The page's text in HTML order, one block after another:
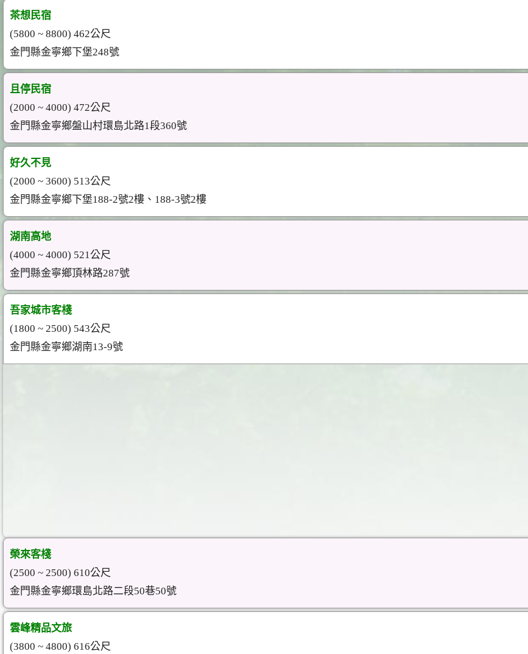
茶想民宿
(5800 ~ 8800) 462公尺
金門縣金寧鄉下堡248號
且停民宿
(2000 ~ 4000) 472公尺
金門縣金寧鄉盤山村環島北路1段360號
好久不見
(2000 ~ 3600) 513公尺
金門縣金寧鄉下堡188-2號2樓、188-3號2樓
湖南高地
(4000 ~ 4000) 521公尺
金門縣金寧鄉頂林路287號
吾家城市客棧
(1800 ~ 2500) 543公尺
金門縣金寧鄉湖南13-9號
榮來客棧
(2500 ~ 2500) 610公尺
金門縣金寧鄉環島北路二段50巷50號
雲峰精品文旅
(3800 ~ 4800) 616公尺